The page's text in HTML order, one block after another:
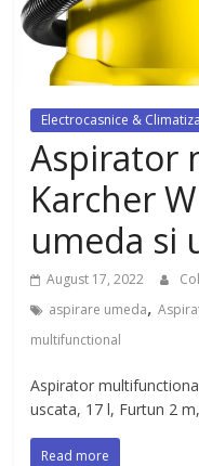
Electrocasnice &
Aspirator
Karcher
umeda si
August 17, 2022
aspirare umeda,
multifunctional
Aspirator
uscata, 17 l, Furtun 2
Read more